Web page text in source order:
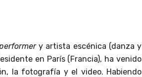
y artista escénica (danza y
en París (Francia), ha venido
la fotografía y el video. Habiendo